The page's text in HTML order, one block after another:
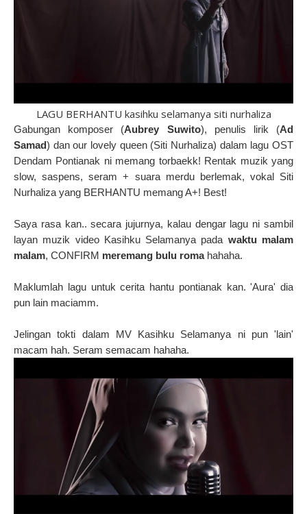
LAGU BERHANTU kasihku selamanya siti nurhaliza
Gabungan komposer (Aubrey Suwito), penulis lirik (Ad
Samad) dan our lovely queen (Siti Nurhaliza) dalam lagu OST
Dendam Pontianak ni memang torbaekk! Rentak muzik yang
slow, saspens, seram + suara merdu berlemak, vokal Siti
Nurhaliza yang BERHANTU memang A+! Best!
Saya rasa kan.. secara jujurnya, kalau dengar lagu ni sambil
layan muzik video Kasihku Selamanya pada waktu malam
malam, CONFIRM meremang bulu romahahaha.
Maklumlah lagu untuk cerita hantu pontianak kan. 'Aura' dia
pun lain maciamm.
Jelingan tokti dalam MV Kasihku Selamanya ni pun 'lain'
macam hah. Seram semacam hahaha.